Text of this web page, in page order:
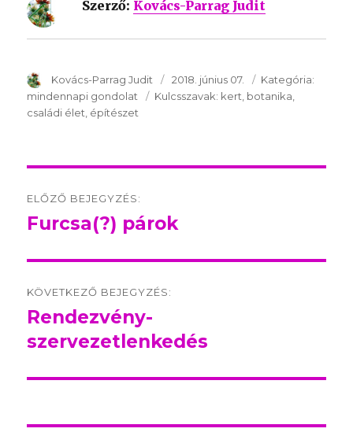
Szerző: Kovács-Parrag Judit
SzerzÅ
Kovács-Parrag Judit Közzétéve:
2018. június 07. Kategória:
mindennapi gondolat
Kulcsszavak: Kulcsszavak:
kert botanika
családi élet építészet
navigation
ELŐZŐ BEJEGYZÉS:
Előző
Furcsa(?) párok
KÖVETKEZŐ BEJEGYZÉS:
Következő
bejegyzés:
Rendezvény-
szervezetlenkedés